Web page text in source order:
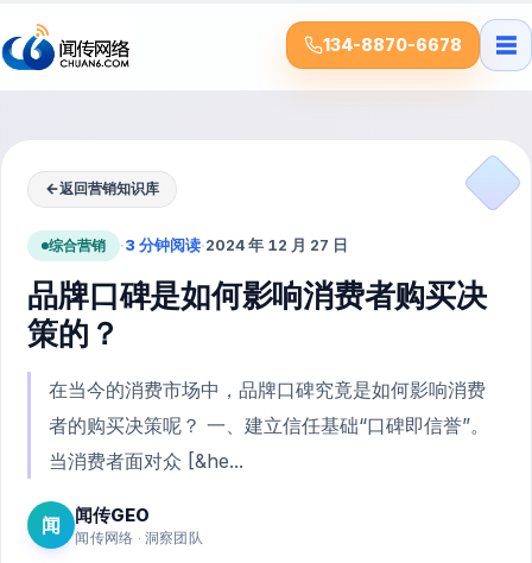
134-8870-6678 ☰
←返回营销知识库
综合营销 ·3 分钟阅读·2024 年 12 月 27 日
品牌口碑是如何影响消费者购买决
策的？
在当今的消费市场中，品牌口碑究竟是如何影响消费
者的购买决策呢？ 一、建立信任基础“口碑即信誉”。
当消费者面对众 [&he...
闻 闻传GEO
闻传网络 · 洞察团队